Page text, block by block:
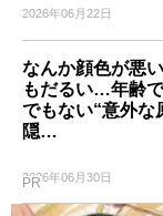
2026年06月22日
なんか顔色が悪
もだるい…年齢
でもない“意外な
隠…
2026年06月30日
PR